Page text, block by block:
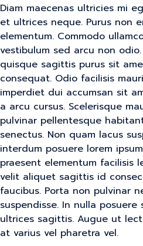
Diam maecenas ultricies mi
et ultrices neque. Purus non
elementum. Commodo
vestibulum sed arcu non
quisque sagittis purus sit
consequat. Odio facilisis
imperdiet dui accumsan sit
a arcu cursus. Scelerisque
pulvinar pellentesque
senectus. Non quam lacus
interdum posuere lorem
praesent elementum facilisis
velit aliquet sagittis id
faucibus. Porta non pulvinar
suspendisse. In nulla
ultrices sagittis. Augue ut
at varius vel pharetra vel.